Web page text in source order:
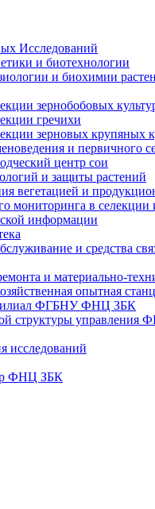
Исследований
и биотехнологии
и биохимии
зернобобовых
гречихи
зерновых крупяных
и первичного
центр сои
и защиты растений
вегетацией и
мониторинга в селекции
информации
и средства
и материально-
опытная
ФГБНУ ФНЦ ЗБК
структуры
исследований
ФНЦ ЗБК